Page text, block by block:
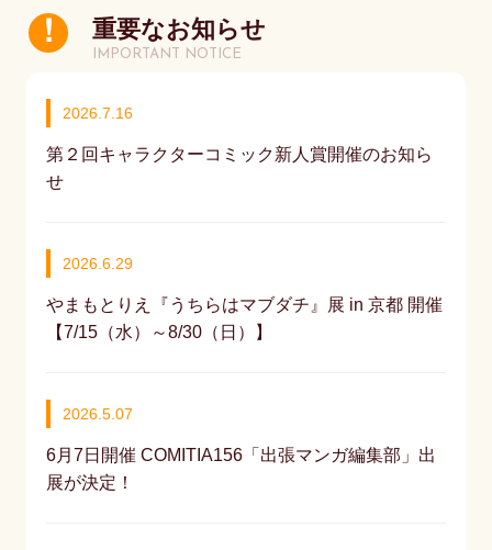
重要なお知らせ
IMPORTANT NOTICE
2026.7.16
第２回キャラクターコミック新人賞開催のお知ら
せ
2026.6.29
やまもとりえ『うちらはマブダチ』展 in 京都 開催
【7/15（水）～8/30（日）】
2026.5.07
6月7日開催 COMITIA156「出張マンガ編集部」出
展が決定！